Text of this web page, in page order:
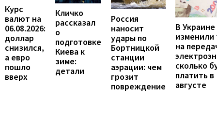
Курс
валют на
06.08.2026:
доллар
снизился,
а евро
пошло
вверх
Кличко
рассказал
о
подготовке
Киева к
зиме:
детали
Россия
наносит
удары по
Бортницкой
станции
аэрации: чем
грозит
повреждение
В Украине
на
сколько
платить в
августе